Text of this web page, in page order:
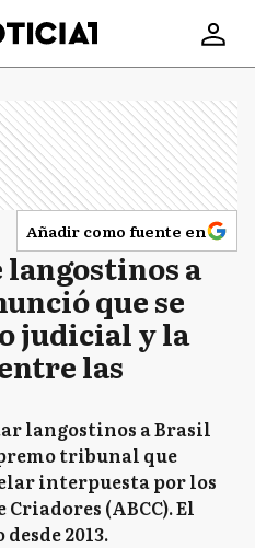
Añadir como fuente en
a
que se
judicial y la
las
langostinos a Brasil
tribunal que
interpuesta por los
(ABCC). El
2013.